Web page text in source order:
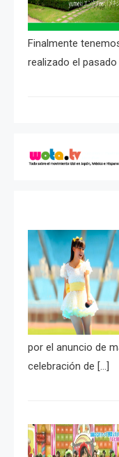
Finalmente
realizado el
por el anuncio de
celebración de […]